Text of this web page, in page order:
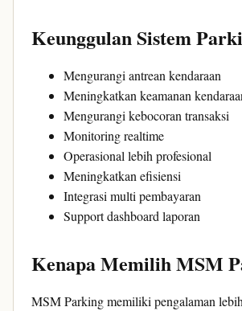
Keunggulan Sistem
Mengurangi antrean kendaraan
Meningkatkan keamanan
Mengurangi kebocoran transaksi
Monitoring realtime
Operasional lebih profesional
Meningkatkan efisiensi
Integrasi multi pembayaran
Support dashboard laporan
Kenapa Memilih MSM
MSM Parking memiliki pengalaman